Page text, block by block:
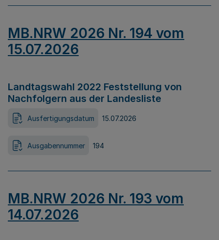
MB.NRW 2026 Nr. 194 vom
15.07.2026
Landtagswahl 2022 Feststellung von
Nachfolgern aus der Landesliste
Ausfertigungsdatum 15.07.2026
Ausgabennummer 194
MB.NRW 2026 Nr. 193 vom
14.07.2026